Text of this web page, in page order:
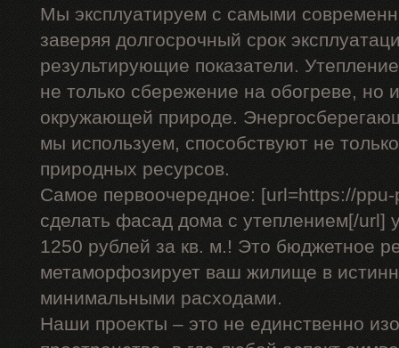
Мы эксплуатируем с самыми
заверяя долгосрочный срок
результирующие показатели.
не только сбережение на обогреве, но
окружающей природе.
мы используем, способствуют не
природных ресурсов.
Самое первоочередное: [url=https://ppu-
сделать фасад дома с утеплением[/url]
1250 рублей за кв. м.! Это бюджетное
метаморфозирует ваш жилище в
минимальными расходами.
Наши проекты – это не единственно